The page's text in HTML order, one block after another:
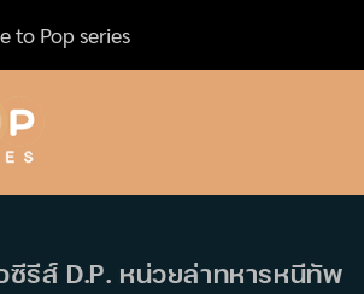
to Pop series
ซีรีส์ D.P. หน่วยล่าทหารหนีทัพ